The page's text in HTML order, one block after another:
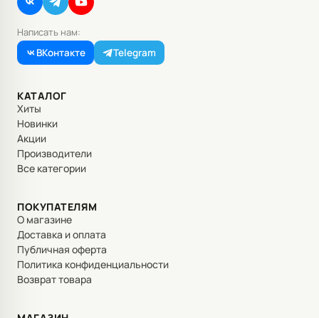
Написать нам:
ВКонтакте
Telegram
КАТАЛОГ
Хиты
Новинки
Акции
Производители
Все категории
ПОКУПАТЕЛЯМ
О магазине
Доставка и оплата
Публичная оферта
Политика конфиденциальности
Возврат товара